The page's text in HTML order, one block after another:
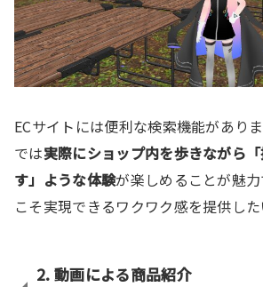
ECサイトには便利な検索機能があり
では実際にショップ内を歩きながら
す」ような体験が楽しめることが魅
こそ実現できるワクワク感を提供した
2. 動画による商品紹介